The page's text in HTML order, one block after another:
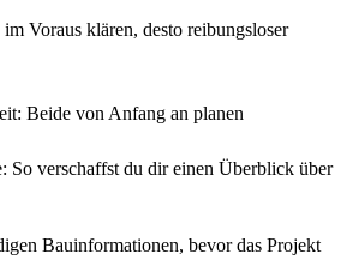
im Voraus klären, desto reibungsloser
Beide von Anfang an planen
So verschaffst du dir einen Überblick über
Bauinformationen, bevor das Projekt